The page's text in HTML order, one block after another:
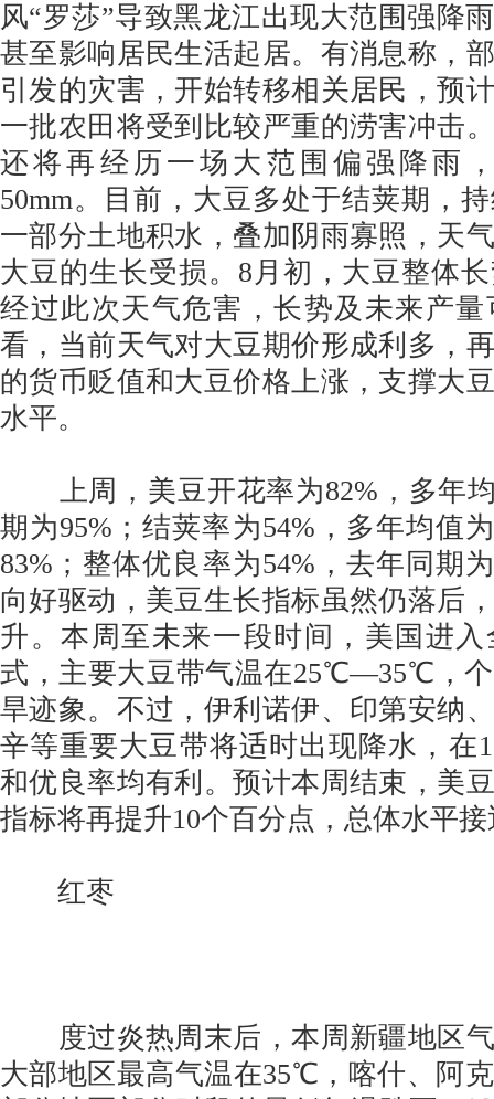
风“罗莎”导致黑龙江出现大范围强降
甚至影响居民生活起居。有消息称，
引发的灾害，开始转移相关居民，预
一批农田将受到比较严重的涝害冲击
还将再经历一场大范围偏强降雨
50mm。目前，大豆多处于结荚期，
一部分土地积水，叠加阴雨寡照，天
大豆的生长受损。8月初，大豆整体
经过此次天气危害，长势及未来产
看，当前天气对大豆期价形成利多，
的货币贬值和大豆价格上涨，支撑大
水平。
上周，美豆开花率为82%，多年均
期为95%；结荚率为54%，多年均值
83%；整体优良率为54%，去年同期
向好驱动，美豆生长指标虽然仍落后
升。本周至未来一段时间，美国进
式，主要大豆带气温在25℃—35℃，
旱迹象。不过，伊利诺伊、印第安纳
辛等重要大豆带将适时出现降水，在
和优良率均有利。预计本周结束，美
指标将再提升10个百分点，总体水平
红枣
度过炎热周末后，本周新疆地区气
大部地区最高气温在35℃，喀什、阿